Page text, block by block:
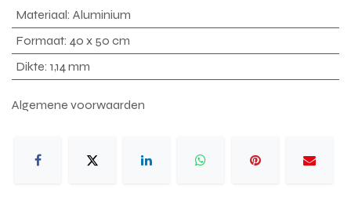
Materiaal: Aluminium
Formaat: 40 x 50 cm
Dikte: 1,14 mm
Algemene voorwaarden